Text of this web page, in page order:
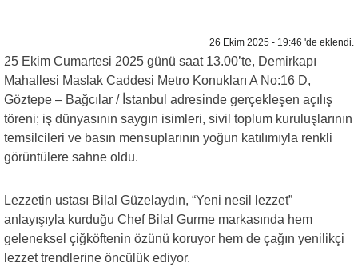
26 Ekim 2025 - 19:46 'de eklendi.
25 Ekim Cumartesi 2025 günü saat 13.00’te, Demirkapı
Mahallesi Maslak Caddesi Metro Konukları A No:16 D,
Göztepe – Bağcılar / İstanbul adresinde gerçekleşen açılış
töreni; iş dünyasının saygın isimleri, sivil toplum kuruluşlarının
temsilcileri ve basın mensuplarının yoğun katılımıyla renkli
görüntülere sahne oldu.
Lezzetin ustası Bilal Güzelaydın, “Yeni nesil lezzet”
anlayışıyla kurduğu Chef Bilal Gurme markasında hem
geleneksel çiğköftenin özünü koruyor hem de çağın yenilikçi
lezzet trendlerine öncülük ediyor.